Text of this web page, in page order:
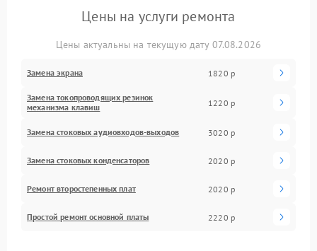
Цены на услуги ремонта
Цены актуальны на текущую дату 07.08.2026
Замена экрана 1820 р
Замена токопроводящих резинок
механизма клавиш
1220 р
Замена стоковых аудиовходов-выходов 3020 р
Замена стоковых конденсаторов 2020 р
Ремонт второстепенных плат 2020 р
Простой ремонт основной платы 2220 р